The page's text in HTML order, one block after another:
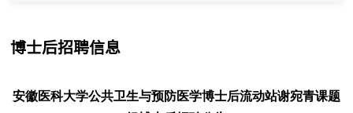
博士后招聘信息
安徽医科大学公共卫生与预防医学博士后流动站谢宛青课题